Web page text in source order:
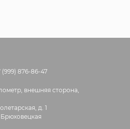
(999) 876-86-47
внешняя сторона,
д. 1